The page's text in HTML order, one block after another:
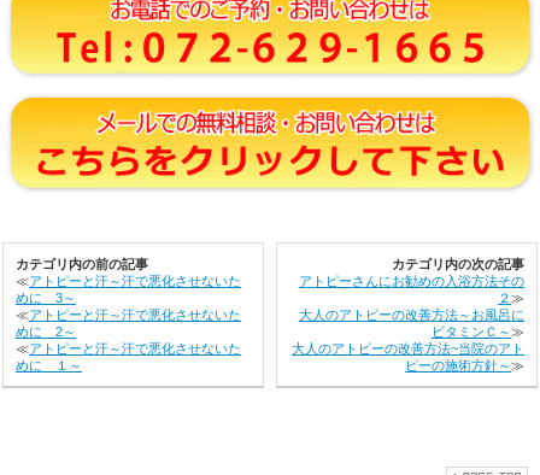
カテゴリ内の前の記事
≪アトピーと汗～汗で悪化させないた
めに 3～
≪アトピーと汗～汗で悪化させないた
めに 2～
≪アトピーと汗～汗で悪化させないた
めに １～
カテゴリ内の次の記事
アトピーさんにお勧めの入浴方法その
２≫
大人のアトピーの改善方法～お風呂に
ビタミンＣ～≫
大人のアトピーの改善方法~当院のアト
ピーの施術方針～≫